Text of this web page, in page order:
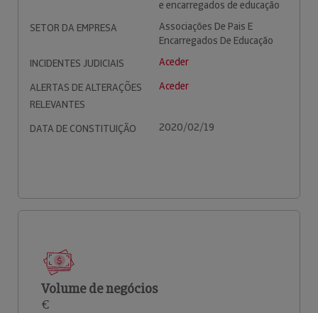
e encarregados de educação
SETOR DA EMPRESA
Associações De Pais E
Encarregados De Educação
INCIDENTES JUDICIAIS
Aceder
ALERTAS DE ALTERAÇÕES
RELEVANTES
Aceder
DATA DE CONSTITUIÇÃO 2020/02/19
Volume de negócios
€